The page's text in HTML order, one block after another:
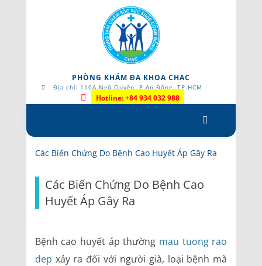
PHÒNG KHÁM ĐA KHOA CHAC
Địa chỉ: 110A Ngô Quyền, P.An Đông, TP.HCM
Hotline: +84 934 032 988
to
content
Các Biến Chứng Do Bệnh Cao Huyết Áp Gây Ra
Các Biến Chứng Do Bệnh Cao
Huyết Áp Gây Ra
Bệnh cao huyết áp thường mau tuong rao
dep xảy ra đối với người già, loại bệnh mà